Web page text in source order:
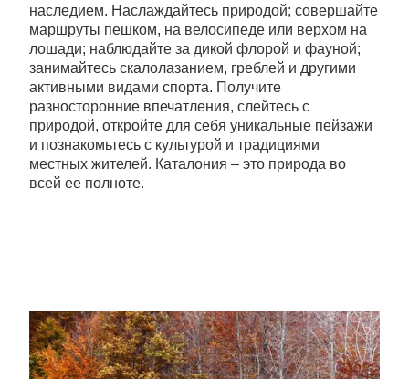
наследием. Наслаждайтесь природой; совершайте
маршруты пешком, на велосипеде или верхом на
лошади; наблюдайте за дикой флорой и фауной;
занимайтесь скалолазанием, греблей и другими
активными видами спорта. Получите
разносторонние впечатления, слейтесь с
природой, откройте для себя уникальные пейзажи
и познакомьтесь с культурой и традициями
местных жителей. Каталония – это природа во
всей ее полноте.